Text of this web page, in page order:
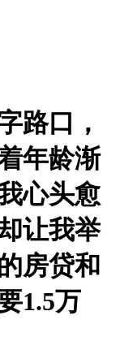
路口，
年龄渐
心头愈
让我举
房贷和
1.5万